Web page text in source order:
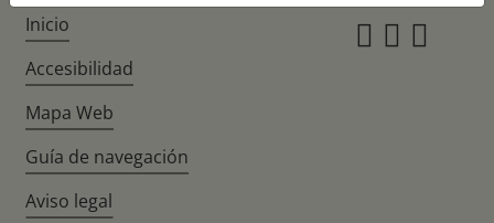
Inicio
Accesibilidad
Mapa Web
Guía de navegación
Aviso legal